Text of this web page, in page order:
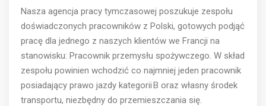
Nasza agencja pracy tymczasowej poszukuje zespołu
doświadczonych pracowników z Polski, gotowych podjąć
pracę dla jednego z naszych klientów we Francji na
stanowisku: Pracownik przemysłu spożywczego. W skład
zespołu powinien wchodzić co najmniej jeden pracownik
posiadający prawo jazdy kategoriiB oraz własny środek
transportu, niezbędny do przemieszczania się.